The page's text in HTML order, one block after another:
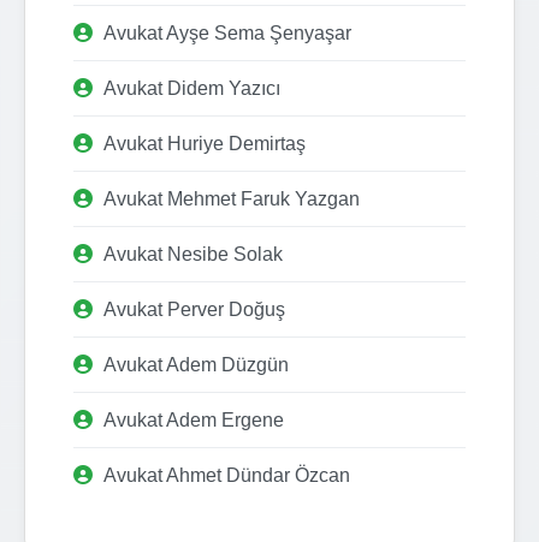
Avukat Ayşe Sema Şenyaşar
Avukat Didem Yazıcı
Avukat Huriye Demirtaş
Avukat Mehmet Faruk Yazgan
Avukat Nesibe Solak
Avukat Perver Doğuş
Avukat Adem Düzgün
Avukat Adem Ergene
Avukat Ahmet Dündar Özcan